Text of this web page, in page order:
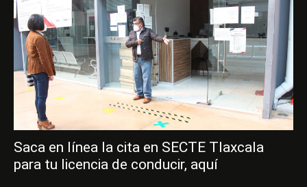
Saca en línea la cita en SECTE Tlaxcala
para tu licencia de conducir, aquí